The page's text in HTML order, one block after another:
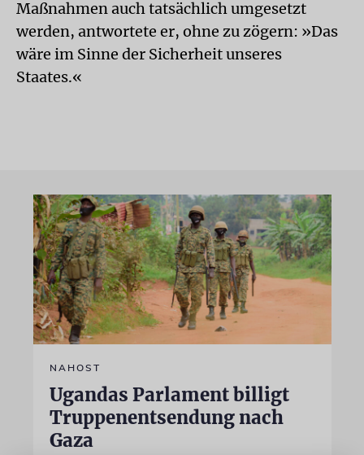
Maßnahmen auch tatsächlich umgesetzt
werden, antwortete er, ohne zu zögern: »Das
wäre im Sinne der Sicherheit unseres
Staates.«
NAHOST
Ugandas Parlament billigt
Truppenentsendung nach
Gaza